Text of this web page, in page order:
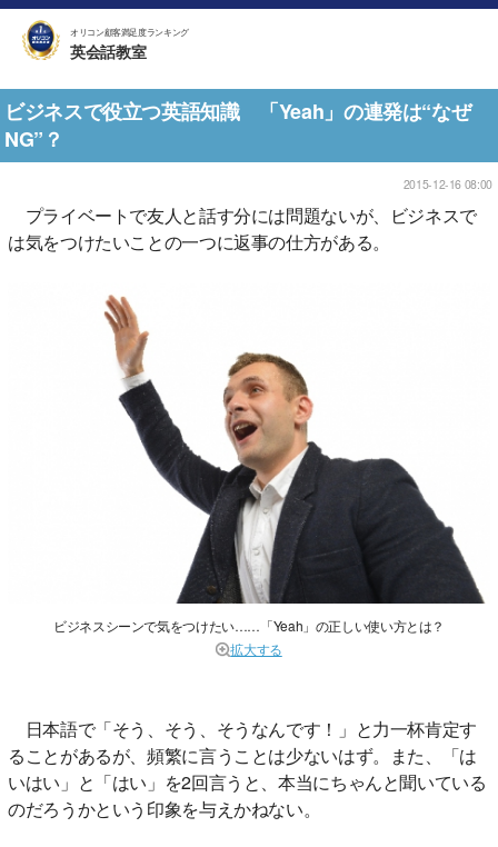
オリコン顧客満足度ランキング
英会話教室
ビジネスで役立つ英語知識 「Yeah」の連発は“なぜ
NG”？
2015-12-16 08:00
プライベートで友人と話す分には問題ないが、ビジネスで
は気をつけたいことの一つに返事の仕方がある。
ビジネスシーンで気をつけたい……「Yeah」の正しい使い方とは？
拡大する
日本語で「そう、そう、そうなんです！」と力一杯肯定す
ることがあるが、頻繁に言うことは少ないはず。また、「は
いはい」と「はい」を2回言うと、本当にちゃんと聞いている
のだろうかという印象を与えかねない。